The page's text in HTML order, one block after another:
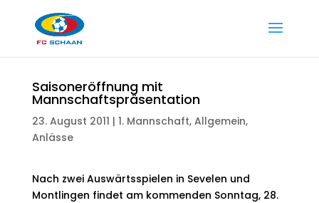
Saisoneröffnung mit
Mannschaftspräsentation
23. August 2011 | 1. Mannschaft, Allgemein,
Anlässe
Nach zwei Auswärtsspielen in Sevelen und
Montlingen findet am kommenden Sonntag, 28.